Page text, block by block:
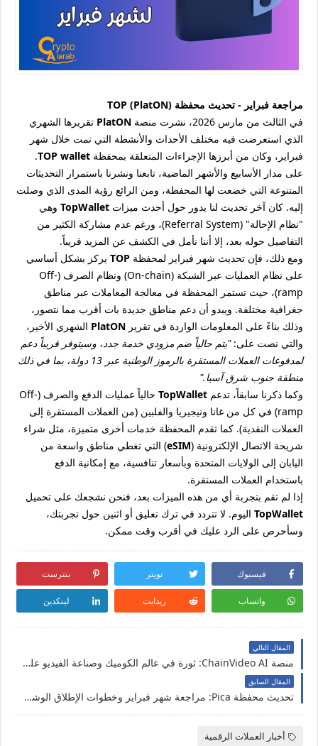
مراجعة فبراير - تحديث محفظة TOP (PlatON)
في الثالث من مارس 2026، نشرت منصة
PlatON تقريرها الشهري
الذي استعرضت فيه مختلف الأحداث والأنشطة التي تمت خلال شهر
فبراير، وكان من أبرزها الإجراءات المتعلقة بمحفظة TOP wallet
.
على مدار الأسابيع والأشهر الماضية، تابعنا ونشرنا باستمرار التحديثات
المتنوعة التي خضعت لها المحفظة، ومن الرائع رؤية المدى الذي وصلت
إليه. كان آخر تحديث لنا يدور حول أحدث ميزات TopWallet وهي
"نظام الإحالة" (Referral System)، ورغم عدم مشاركة الكثير من
التفاصيل حوله بعد، إلا أننا نأمل في الكشف عن المزيد قريباً.
ومع ذلك، فإن تحديث شهر فبراير لمحفظة TOP يركز بشكل أساسي
على نظام العمليات عبر الشبكة (On-chain) ونظام الصرف (Off-
ramp)، حيث تستمر المحفظة في معالجة المعاملات عبر مناطق
جغرافية مختلفة. ويبدو أن دعم مناطق جديدة بات أقرب مما نتصور،
وذلك بناءً على المعلومات الواردة في تقرير PlatON الشهري الأخير،
والتي نصت على:"يتم حالياً ضم مزودي خدمة جدد، وسيتوفر قريباً دعم
لمدفوعات العملات المستقرة بالرموز الوطنية عبر 13 دولة، بما في ذلك
منطقة جنوب شرق آسيا."
وكما ذكرنا سابقاً، تدعم TopWallet
حالياً عمليات الدفع والصرف (Off-
ramp) في كل من غانا ونيجيريا والفلبين (من العملات المستقرة إلى
العملات النقدية). كما تقدم المحفظة خدمات أخرى متميزة، مثل شراء
شريحة الاتصال الإلكترونية (eSIM) التي تغطي مناطق واسعة من
اليابان إلى الولايات المتحدة وبأسعار تنافسية، مع إمكانية الدفع
باستخدام العملات المستقرة.
إذا لم تقم بتجربة أي من هذه الميزات بعد، فنحن نشجعك على تحميل
TopWallet اليوم. لا تتردد في ترك تعليق أو اثنين حول تجربتك،
وسأحرص على الرد عليك في أقرب وقت ممكن.
فيسبوك تويتر بنترست
واتساب ريدايت لينكدين
المقال التالي
منصة ChainVideo AI: ثورة في عالم الكوميك وصناعة الفيديو على شبكة PlatON
المقال السابق
تحديث محفظة Pica: مراجعة شهر فبراير وخطوات الإطلاق الوشيك
أخبار العملات الرقمية